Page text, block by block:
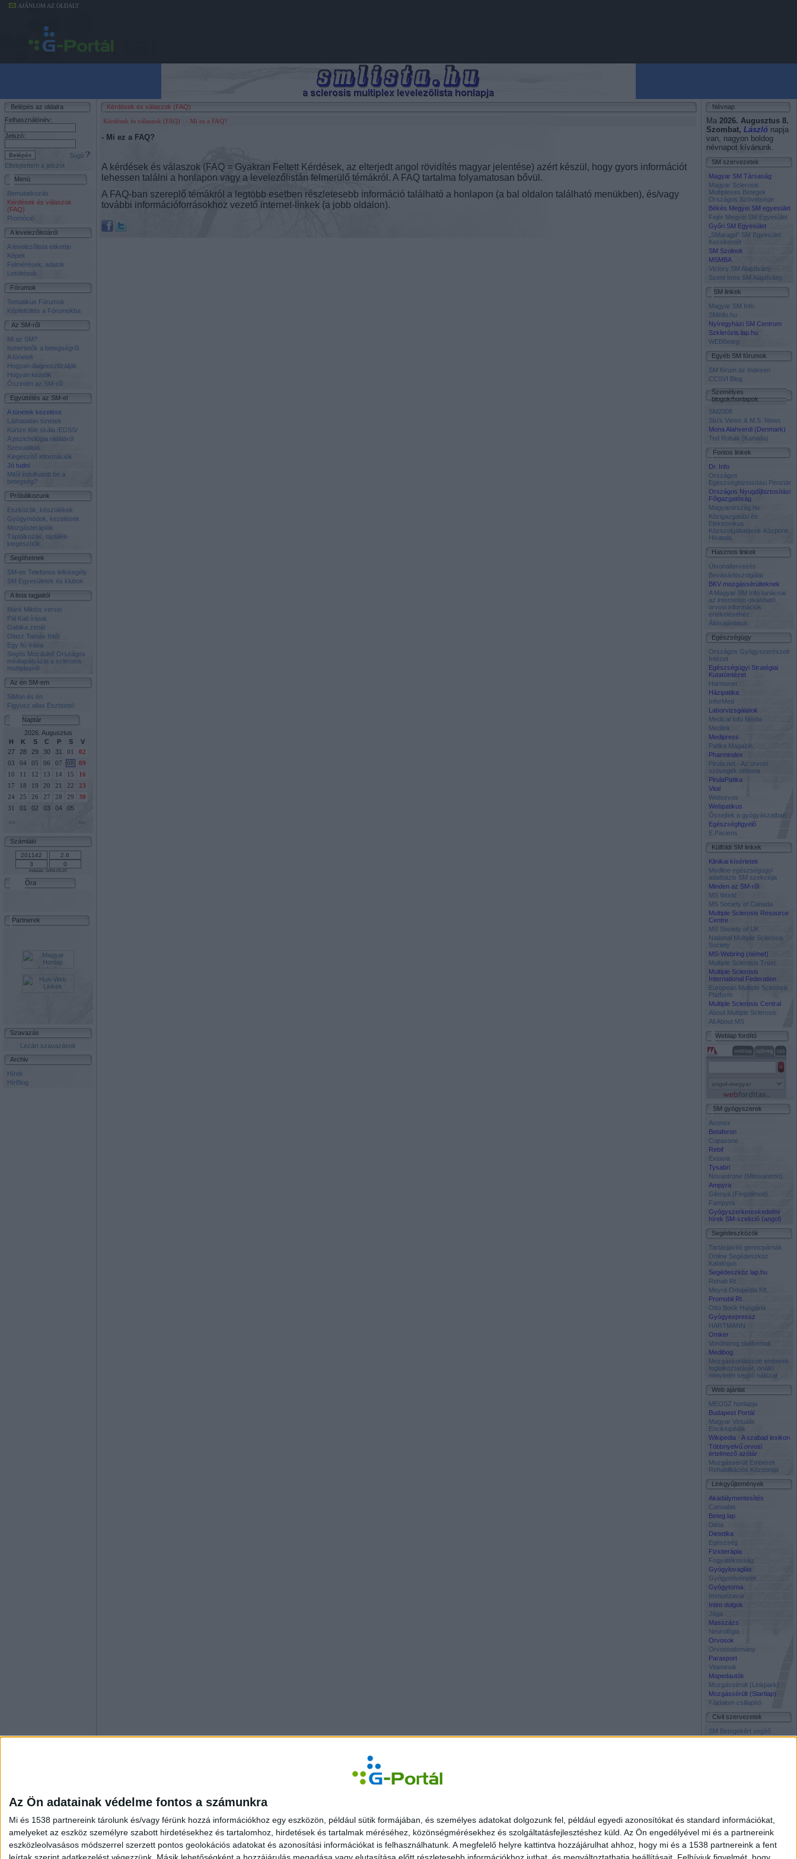
Az Ön adatainak védelme fontos a számunkra
Mi és 1538 partnereink tárolunk és/vagy férünk hozzá információkhoz egy eszközön, például sütik formájában, és személyes adatokat dolgozunk fel, például egyedi azonosítókat és standard információkat,
amelyeket az eszköz személyre szabott hirdetésekhez és tartalomhoz, hirdetések és tartalmak méréséhez, közönségmérésekhez és szolgáltatásfejlesztéshez küld. Az Ön engedélyével mi és a partnereink
eszközleolvasásos módszerrel szerzett pontos geolokációs adatokat és azonosítási információkat is felhasználhatunk. A megfelelő helyre kattintva hozzájárulhat ahhoz, hogy mi és a 1538 partnereink a fent
AJÁNLOM AZ OLDALT
Belépés az oldalra
Felhasználónév:
Jelszó:
Súgó
Elfelejtettem a jelszót
Menü
Bemutatkozás
Kérdések és válaszok
(FAQ)
Promóció
A levelezőlistáról
A levelezőlista etikettje
Képek
Felmérések, adatok
Letöltések
Fórumok
Tematikus Fórumok
Képfeltöltés a Fórumokba
Az SM-ről
Mi az SM?
Ismertetők a betegségről
A tünetek
Hogyan diagnosztizálják
Hogyan kezelik
Őszintén az SM-ről
Együttélés az SM-el
A tünetek kezelése
Láthatatlan tünetek
Kurtze féle skála /EDSS/
A pszichológia oldaláról
Szexualitás
Kiegészítő információk
Jó tudni
Mitől indulhatott be a
betegség?
Próbálkozunk
Eszközök, készülékek
Gyógymódok, kezelések
Mozgásterápiák
Táplálkozás, táplálék-
kiegészítők
Segíthetnek
SM-es Telefonos lelkisegély
SM Egyesületek és klubok
A lista tagjaitól
Márk Miklós versei
Pál Kati írásai
Gabika zenéi
Olasz Tamás fotói
Egy fiú írása
Segíts Mozdulni! Országos
médiapályázat a sclerosis
multiplexről
Az én SM-em
SiMon és én
Figyusz alias Észbontó
Naptár
2026. Augusztus
H
K S C P S
V
27
28 29 30 31 01
02
03
04 05 06 07 08
09
10
11 12 13 14 15
16
17
18 19 20 21 22
23
24
25 26 27 28 29
30
31
01 02 03 04
05
<<
>>
Számláló
Indulás: 2004-03-20
Óra
Partnerek
Szavazás
Lezárt szavazások
Archiv
Hírek
HírBlog
Kérdések és válaszok (FAQ)
Kérdések és válaszok (FAQ) : - Mi ez a FAQ?
- Mi ez a FAQ?
A kérdések és válaszok (FAQ = Gyakran Feltett Kérdések, az elterjedt angol rövidítés magyar jelentése) azért készül, hogy gyors információt
lehessen találni a honlapon vagy a levelezőlistán felmerülő témákról. A FAQ tartalma folyamatosan bővül.
A FAQ-ban szereplő témákról a legtöbb esetben részletesebb információ található a honlapon (a bal oldalon található menükben), és/vagy
további információforrásokhoz vezető internet-linkek (a jobb oldalon).
Névnap
Ma 2026. Augusztus 8.
Szombat, László napja
van, nagyon boldog
névnapot kívánunk.
SM szervezetek
Magyar SM Társaság
Magyar Sclerosis
Multiplexes Betegek
Országos Szövetsége
Békés Megyei SM egyesület
Fejér Megyei SM Egyesület
Győri SM Egyesület
„SMaragd” SM Egyesület
Kecskemét
SM Szolnok
MSMBA
Victory SM Alapítvány
Szent Imre SM Alapítvány
SM linkek
Magyar SM Info
SMinfo.hu
Nyíregyházi SM Centrum
Szklerózis.lap.hu
WEBBeteg
Egyéb SM fórumok
SM fórum az Indexen
CCSVI Blog
Személyes
blogok/honlapok
SM2008
Stu's Views & M.S. News
Mona Alahverdi (Denmark)
Ted Robak (Kanada)
Fontos linkek
Dr. Info
Országos
Egészségbiztosítási Pénztár
Országos Nyugdíjbiztosítási
Főigazgatóság
Magyarország.hu
Közigazgatási és
Elektronikus
Közszolgáltatások Központi
Hivatala
Hasznos linkek
Útvonaltervezés
Bevásárlószolgálat
BKV mozgássérülteknek
A Magyar SM Info tanácsai
az interneten olvasható
orvosi információk
értékeléséhez
Állásajánlatok
Egészségügy
Országos Gyógyszerészeti
Intézet
Egészségügyi Stratégiai
Kutatóintézet
Harmonet
Házipatika
InforMed
Laborvizsgálatok
Medical Info Média
Medlink
Medipress
Patika Magazin
Pharmindex
Pirula.net - Az orvosi
szövegek otthona
PirulaPatika
Vital
Weborvos
Webpatikus
Őssejtek a gyógyászatban
Egészségfigyelő
E.Paciens
Külföldi SM linkek
Klinikai kísérletek
Medline egészségügyi
adatbázis SM szekciója
Minden az SM-ről
MS World
MS Society of Canada
Multiple Sclerosis Resource
Centre
MS Society of UK
National Multiple Sclerosis
Society
MS-Webring (német)
Multiple Sclerosis Trust
Multiple Sclerosis
International Federation
European Multiple Sclerosis
Platform
Multiple Sclerosis Central
About Multiple Sclerosis
All About MS
Weblap fordító
SM gyógyszerek
Avonex
Betaferon
Copaxone
Rebif
Extavia
Tysabri
Novantrone (Mitoxantron)
Ampyra
Gilenya (Fingolimod)
Fampyra
Gyógyszerkereskedelmi
hírek SM-szekció (angol)
Segédeszközök
Tartásjavító gerincpárnák
Online Segédeszköz
Katalógus
Segédeszköz lap.hu
Rehab Rt.
Meyra Ortopédia Kft.
Promobil Rt.
Otto Bock Hungária
Gyógyexpressz
HARTMANN
Omker
Vonóhorog platformok
Medibog
Mozgáskorlátozott emberek
foglalkoztatását, önálló
életvitelét segítő hálózat
Web ajánlat
MEOSZ honlapja
Budapest Portál
Magyar Virtuális
Enciklopédia
Wikipedia - A szabad lexikon
Többnyelvű orvosi
értelmező azótár
Mozgássérült Emberek
Rehabilitációs Központja
Linkgyűjtemények
Akadálymentesítés
Cannabis
Beteg.lap
Diéta
Dietetika
Egészség
Fizioterápia
Fogyatékosság
Gyógylovaglás
Gyógynövények
Gyógytorna
Immunzavar
Intim dolgok
Jóga
Masszázs
Neurológia
Orvosok
Orvostudomány
Parasport
Vitaminok
Mopedautók
Mozgássérült (Linkpark)
Mozgássérült (Startlap)
Fájdalom csillapító
Civil szervezetek
SM Betegekért segítő
közösség Facebook oldala
Élet és Tudomány
Free TV
Interpress Magazin
National Geographic